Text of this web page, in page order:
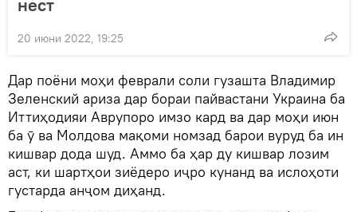
нест
20 июни 2022, 19:25
Дар поёни моҳи феврали соли гузашта Владимир
Зеленский ариза дар бораи пайвастани Украина ба
Иттиҳодияи Аврупоро имзо кард ва дар моҳи июн
ба ӯ ва Молдова мақоми номзад барои вуруд ба ин
кишвар дода шуд. Аммо ба ҳар ду кишвар лозим
аст, ки шартҳои зиёдеро иҷро кунанд ва ислоҳоти
густарда анҷом диҳанд.